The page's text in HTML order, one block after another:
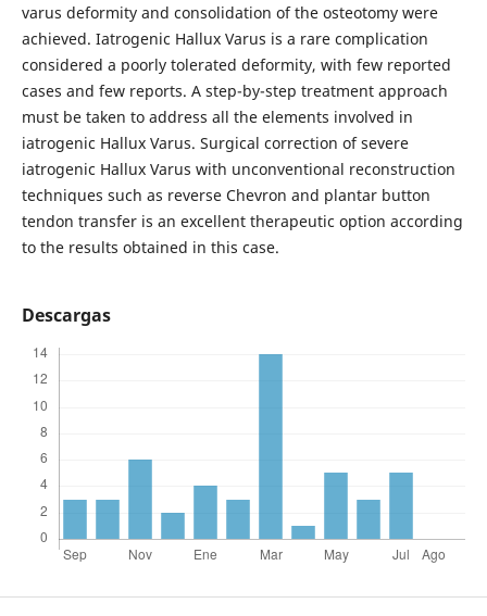
varus deformity and consolidation of the osteotomy were
achieved. Iatrogenic Hallux Varus is a rare complication
considered a poorly tolerated deformity, with few reported
cases and few reports. A step-by-step treatment approach
must be taken to address all the elements involved in
iatrogenic Hallux Varus. Surgical correction of severe
iatrogenic Hallux Varus with unconventional reconstruction
techniques such as reverse Chevron and plantar button
tendon transfer is an excellent therapeutic option according
to the results obtained in this case.
Descargas